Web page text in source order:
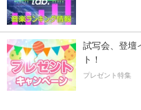
試写会、登壇
ト！
プレゼント特集